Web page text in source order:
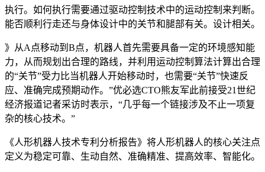
执行。如何执行需要通过驱动控制技术中的运动控制来判断。
能否顺利行走还与身体设计中的关节和腿部有关。设计相关。
》从A点移动到B点，机器人首先需要具备一定的环境感知能
力，从而规划出合理的路线，并利用运动控制算法计算出合理
的“关节”受力比当机器人开始移动时，也需要“关节”快速反
应、准确完成预期动作。”优必选CTO熊友军此前接受21世纪
经济报道记者采访时表示，“几乎每一个链接涉及不止一项复
杂的核心技术。”
《人形机器人技术专利分析报告》将人形机器人的核心关注点
定义为稳定可靠、生动自然、准确精准、提高效率、智能化。